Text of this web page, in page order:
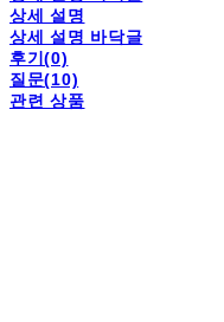
상세 설명
상세 설명 바닥글
후기(0)
질문(10)
관련 상품